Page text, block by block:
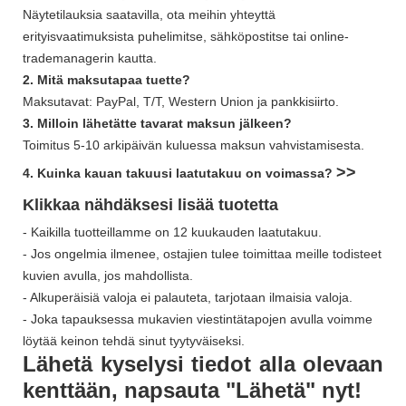
Näytetilauksia saatavilla, ota meihin yhteyttä
erityisvaatimuksista puhelimitse, sähköpostitse tai online-
trademanagerin kautta.
2. Mitä maksutapaa tuette?
Maksutavat: PayPal, T/T, Western Union ja pankkisiirto.
3. Milloin lähetätte tavarat maksun jälkeen?
Toimitus 5-10 arkipäivän kuluessa maksun vahvistamisesta.
4. Kuinka kauan takuusi laatutakuu on voimassa? >>
Klikkaa nähdäksesi lisää tuotetta
- Kaikilla tuotteillamme on 12 kuukauden laatutakuu.
- Jos ongelmia ilmenee, ostajien tulee toimittaa meille todisteet
kuvien avulla, jos mahdollista.
- Alkuperäisiä valoja ei palauteta, tarjotaan ilmaisia ​​valoja.
- Joka tapauksessa mukavien viestintätapojen avulla voimme
löytää keinon tehdä sinut tyytyväiseksi.
Lähetä kyselysi tiedot alla olevaan
kenttään, napsauta "Lähetä" nyt!